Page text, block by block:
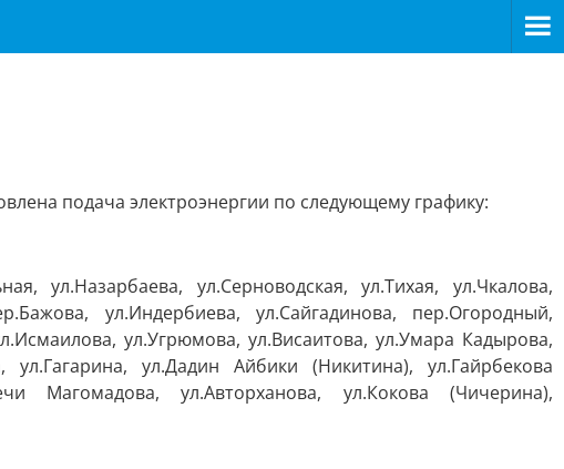
подача электроэнергии по следующему графику:
ул.Назарбаева, ул.Серноводская, ул.Тихая, ул.Чкалова,
ул.Индербиева, ул.Сайгадинова, пер.Огородный,
ул.Угрюмова, ул.Висаитова, ул.Умара Кадырова,
ул.Гагарина, ул.Дадин Айбики (Никитина), ул.Гайрбекова
Магомадова, ул.Авторханова, ул.Кокова (Чичерина),